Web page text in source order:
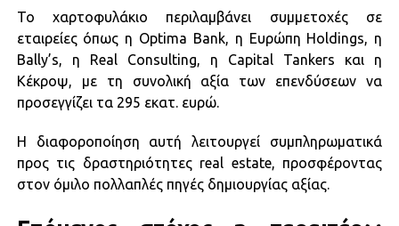
Το χαρτοφυλάκιο περιλαμβάνει συμμετοχές σε
εταιρείες όπως η Optima Bank, η Ευρώπη Holdings, η
Bally’s, η Real Consulting, η Capital Tankers και η
Κέκροψ, με τη συνολική αξία των επενδύσεων να
προσεγγίζει τα 295 εκατ. ευρώ.
Η διαφοροποίηση αυτή λειτουργεί συμπληρωματικά
προς τις δραστηριότητες real estate, προσφέροντας
στον όμιλο πολλαπλές πηγές δημιουργίας αξίας.